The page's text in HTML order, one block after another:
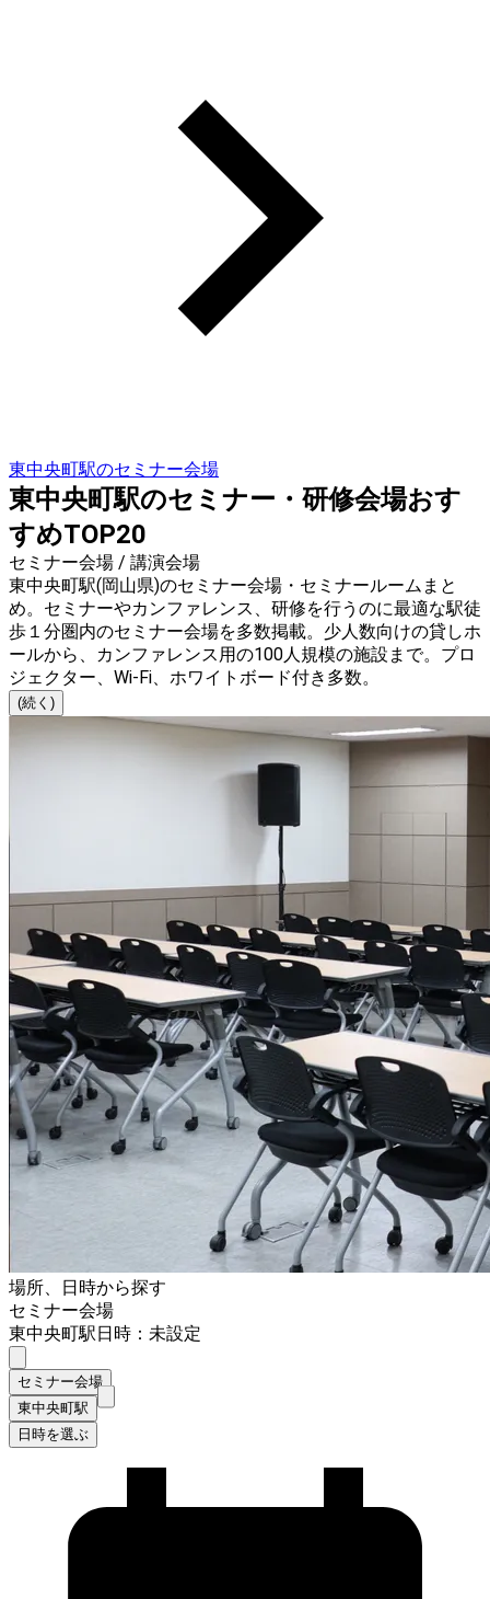
東中央町駅のセミナー会場
東中央町駅のセミナー・研修会場おす
すめTOP20
セミナー会場 / 講演会場
東中央町駅(岡山県)のセミナー会場・セミナールームまと
め。セミナーやカンファレンス、研修を行うのに最適な駅徒
歩１分圏内のセミナー会場を多数掲載。少人数向けの貸しホ
ールから、カンファレンス用の100人規模の施設まで。プロ
ジェクター、Wi-Fi、ホワイトボード付き多数。
(続く)
場所、日時から探す
セミナー会場
東中央町駅日時：未設定
セミナー会場
東中央町駅
日時を選ぶ